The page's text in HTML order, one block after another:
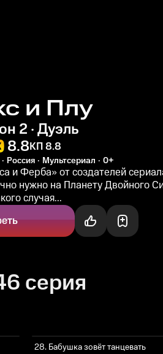
и Плу
2 · Дуэль
8.8КП 8.8
Россия Мультсериал 0+
и Ферба» от создателей
нужно на Планету Двойного
случая...
серия
28. Бабушка зовёт танцевать